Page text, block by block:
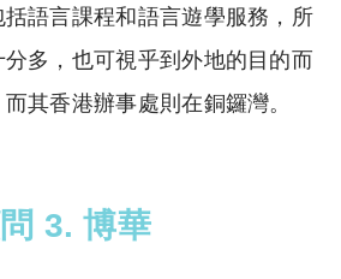
語言課程和語言遊學服務，所
多，也可視乎到外地的目的而
其香港辦事處則在銅鑼灣。
3. 博華